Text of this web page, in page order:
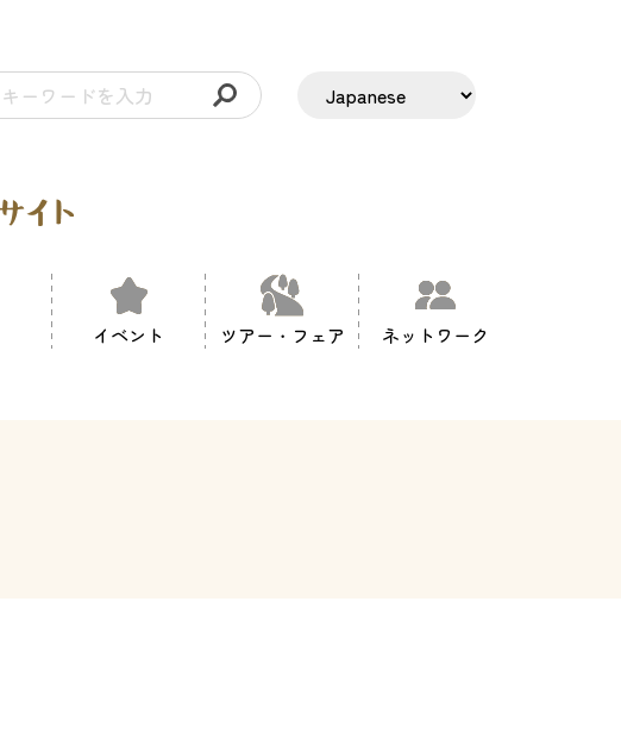
イベント ツアー・フェア ネットワーク